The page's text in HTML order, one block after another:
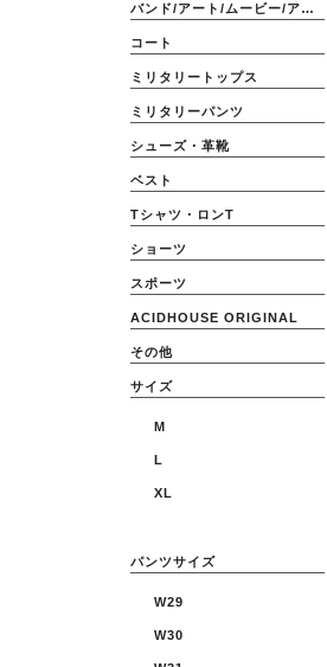
バンド/アート/ムービー/アニメ
コート
ミリタリートップス
ミリタリーパンツ
シューズ・革靴
ベスト
Tシャツ・ロンT
ショーツ
スポーツ
ACIDHOUSE ORIGINAL
その他
サイズ
M
L
XL
パンツサイズ
W29
W30